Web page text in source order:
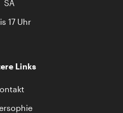
SA
17 Uhr
Links